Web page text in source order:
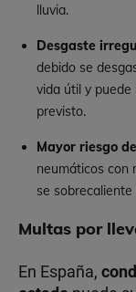
lluvia.
Desgaste
debido se
vida útil y
previsto.
Mayor riesgo
neumáticos con
se
Multas por
En España,